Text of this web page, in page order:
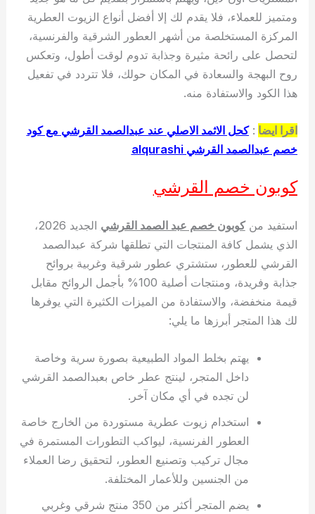
ومتميز للعملاء، فلا يقدم لك إلا أفضل أنواع الزيوت العطرية
المركزة المستخلصة من أشهر العطور الشرقية والفرنسية،
لتحصل على رائحة مثيرة وجذابة تدوم لوقت أطول، وتعكس
روح البهجة والسعادة في المكان حولك، فلا تتردد في تفعيل
هذا الكود والاستفادة منه.
اقرا ايضا :كحل الاثمد الاصلي عند عبدالصمد القرشي مع كود
خصم عبدالصمد القرشي alqurashi
كوبون خصم القرشي
استفيد منكوبون خصم عبد الصمد القرشي
الجديد 2026،
الذي يشمل كافة المنتجات التي تطلقها شركة عبدالصمد
القرشي للعطور، ستشتري عطور شرقية وغربية بروائح
جذابة وفريدة، ومنتجات أصلية 100% بأجمل الروائح مقابل
قيمة منخفضة، والاستفادة من الميزات الكثيرة التي يوفرها
لك هذا المتجر أبرزها ما يلي:
يهتم بخلط المواد الطبيعية بصورة سرية وخاصة
داخل المتجر، لينتج عطر خاص بعبدالصمد القرشي
لن تجده في أي مكان آخر.
استخدام زيوت عطرية مستوردة من الخارج خاصة
العطور الفرنسية، ليواكب التطورات المستمرة في
مجال تركيب وتصنيع العطور، لتحقيق رضا العملاء
من الجنسين وللأعمار المختلفة.
يضم المتجر أكثر من 350 منتج شرقي وغربي